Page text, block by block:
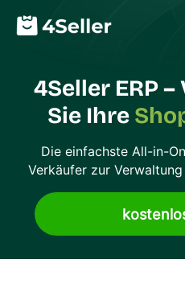
4Seller ERP
Sie Ihre
Die einfachste All-in-
Verkäufer zur